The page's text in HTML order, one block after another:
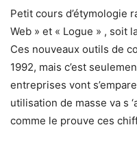
Petit cours d’étymologie
Web » et « Logue » , soit
Ces nouveaux outils de
1992, mais c’est
entreprises vont
utilisation de masse va s
comme le prouve ces